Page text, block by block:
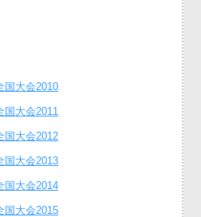
国大会2010
国大会2011
国大会2012
国大会2013
国大会2014
国大会2015